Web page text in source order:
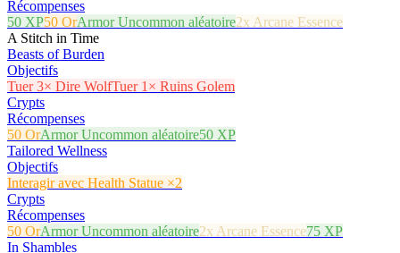
Récompenses
50 XP50 OrArmor Uncommon aléatoire2x Arcane Essence
A Stitch in Time
Beasts of Burden
Objectifs
Tuer 3× Dire WolfTuer 1× Ruins Golem
Crypts
Récompenses
50 OrArmor Uncommon aléatoire50 XP
Tailored Wellness
Objectifs
Interagir avec Health Statue ×2
Crypts
Récompenses
50 OrArmor Uncommon aléatoire2x Arcane Essence75 XP
In Shambles